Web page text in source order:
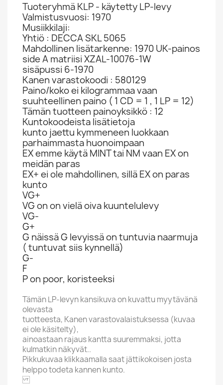
Tuoteryhmä KLP - käytetty LP-levy
Valmistusvuosi: 1970
Musiikkilaji:
Yhtiö : DECCA SKL 5065
Mahdollinen lisätarkenne: 1970 UK-painos
side A matriisi XZAL-10076-1W
sisäpussi 6-1970
Kanen varastokoodi : 580129
Paino/koko ei kilogrammaa vaan
suuhteellinen paino ( 1 CD = 1 , 1 LP = 12)
Tämän tuotteen painoyksikkö : 12
Kuntokoodeista lisätietoja
kunto jaettu kymmeneen luokkaan
parhaimmasta huonoimpaan
EX emme käytä MINT tai NM vaan EX on
meidän paras
EX+ ei ole mahdollinen, sillä EX on paras
kunto
VG+
VG on on vielä oiva kuuntelulevy
VG-
G+
G näissä G levyissä on tuntuvia naarmuja
( tuntuvat siis kynnellä)
G-
F
P on poor, koristeeksi
Tämän LP-levyn kansikuva on kuvattu myytävänä
olevasta
tuotteesta, Kanen varastovalaistuksessa (kuvaa
ei ole käsitelty),
ainoastaan rajaus kantta suuremmaksi, jotta
kulmatkin näkyvät..
Pikkukuvaa klikkaamalla saat jättikokoisen josta
helppo todeta kannen kunto.